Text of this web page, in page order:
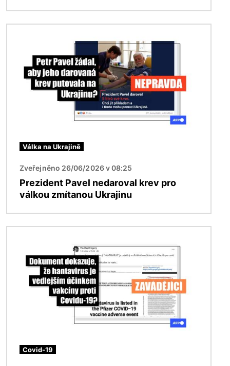
Válka na Ukrajině
Zveřejněno 26/06/2026 v 08:25
Prezident Pavel nedaroval krev pro
válkou zmítanou Ukrajinu
Covid-19